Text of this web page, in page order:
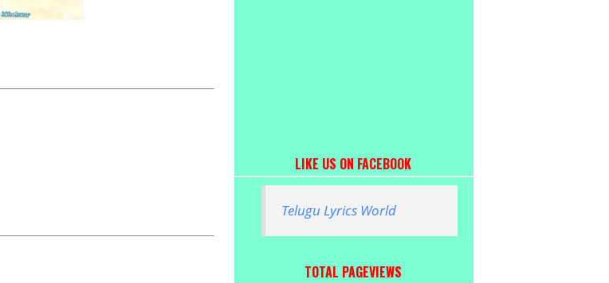
LIKE US ON FACEBOOK
Telugu Lyrics World
TOTAL PAGEVIEWS